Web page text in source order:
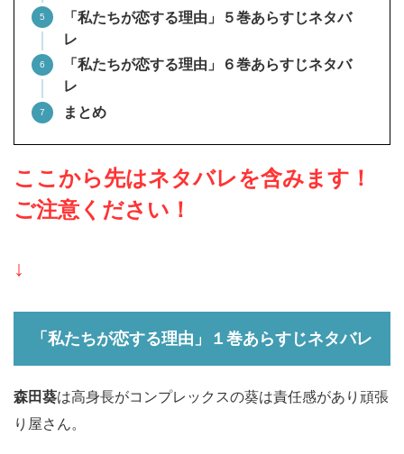
「私たちが恋する理由」５巻あらすじネタバ
レ
「私たちが恋する理由」６巻あらすじネタバ
レ
まとめ
ここから先はネタバレを含みます！
ご注意ください！
↓
「私たちが恋する理由」１巻あらすじネタバレ
森田葵は高身長がコンプレックスの葵は責任感があり頑張
り屋さん。